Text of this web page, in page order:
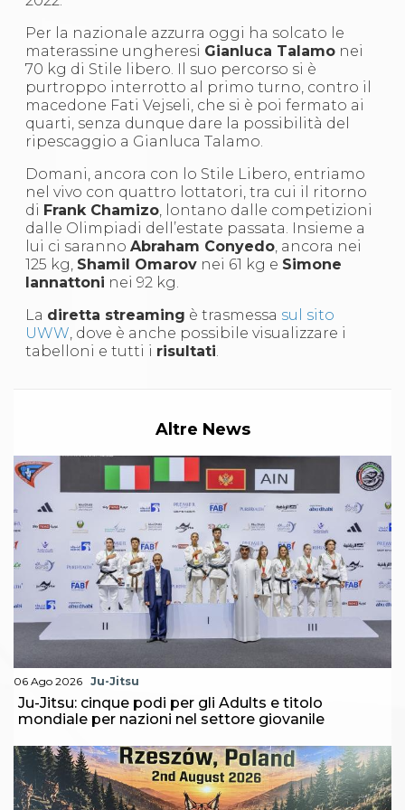
News
Calendario Attività
Difesa Personale MGA
La disciplina
News
Merchandising
Mappa del sito
Contatti
News
Cookies Accept
Newsletter
Catalogo formativo
Webinar
Corsi Monotematici
Corsi FIJLKAM-FISDIR
Corsi Preparatore Fisico
Edutraining class - Didattica infantile
Sportello Fiscale
Modulistica
FAQ
Quesiti fiscali
Sostenibilità
Documenti
Per la nazionale azzurra oggi ha solcato le
materassine ungheresi Gianluca Talamo nei
70 kg di Stile libero. Il suo percorso si è
purtroppo interrotto al primo turno, contro il
macedone Fati Vejseli, che si è poi fermato ai
quarti, senza dunque dare la possibilità del
ripescaggio a Gianluca Talamo.
Domani, ancora con lo Stile Libero, entriamo
nel vivo con quattro lottatori, tra cui il ritorno
di Frank Chamizo, lontano dalle competizioni
dalle Olimpiadi dell’estate passata. Insieme a
lui ci sarannoAbraham Conyedo, ancora nei
125 kg, Shamil Omarov nei 61 kg e Simone
Iannattoni nei 92 kg.
La diretta streaming è trasmessa sul sito
UWW, dove è anche possibile visualizzare i
tabelloni e tutti i risultati.
Altre News
06 Ago 2026 Ju-Jitsu
Ju-Jitsu: cinque podi per gli Adults e titolo
mondiale per nazioni nel settore giovanile